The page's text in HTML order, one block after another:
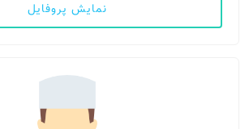
نمایش پروفایل